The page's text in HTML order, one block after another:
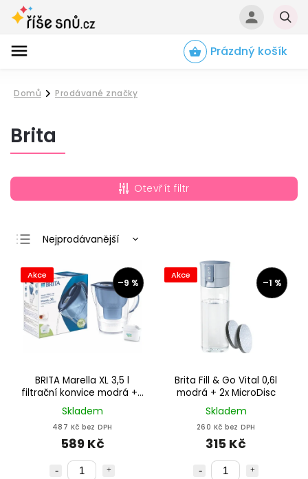
Prázdný košík
Domů
/
Prodávané značky
Brita
Otevřít filtr
Nejprodávanější
Nejdražší
Abecedně
Akce
–9 %
BRITA Marella XL 3,5 l
filtrační konvice modrá + 1
filtr
Skladem
487 Kč bez DPH
589 Kč
Akce
–1 %
Brita Fill & Go Vital 0,6l
modrá + 2x MicroDisc
Skladem
260 Kč bez DPH
315 Kč